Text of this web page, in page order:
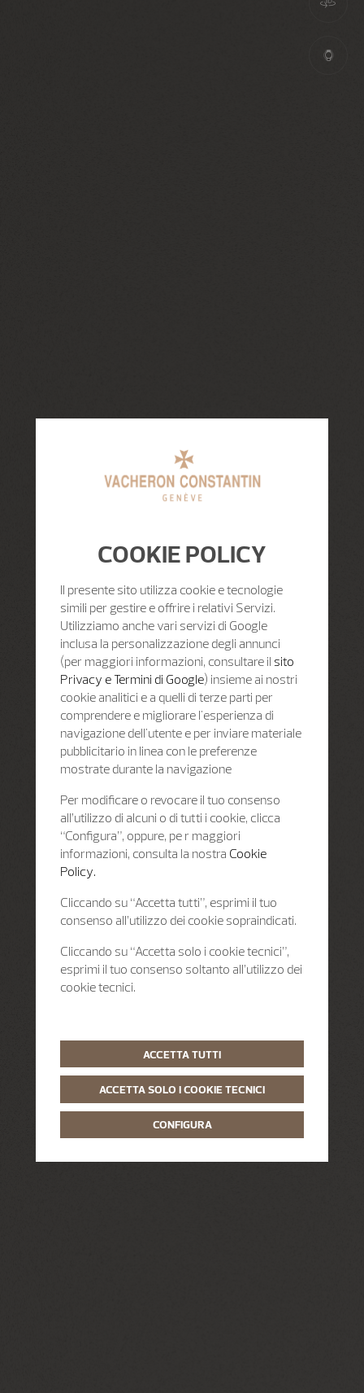
COOKIE POLICY
Il presente sito utilizza cookie e tecnologie
simili per gestire e offrire i relativi Servizi.
Utilizziamo anche vari servizi di Google
inclusa la personalizzazione degli annunci
(per maggiori informazioni, consultare il sito
Privacy e Termini di Google) insieme ai nostri
cookie analitici e a quelli di terze parti per
comprendere e migliorare l'esperienza di
navigazione dell'utente e per inviare materiale
pubblicitario in linea con le preferenze
mostrate durante la navigazione
Per modificare o revocare il tuo consenso
all’utilizzo di alcuni o di tutti i cookie, clicca
“Configura”, oppure, pe r maggiori
informazioni, consulta la nostra Cookie
Policy.
Cliccando su “Accetta tutti”, esprimi il tuo
consenso all’utilizzo dei cookie sopraindicati.
Cliccando su “Accetta solo i cookie tecnici”,
esprimi il tuo consenso soltanto all’utilizzo dei
cookie tecnici.
ACCETTA TUTTI
ACCETTA SOLO I COOKIE TECNICI
CONFIGURA